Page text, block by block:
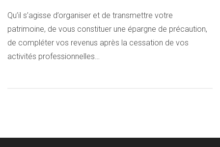
Qu’il s’agisse d’organiser et de transmettre votre
patrimoine, de vous constituer une épargne de précaution,
de compléter vos revenus après la cessation de vos
activités professionnelles…